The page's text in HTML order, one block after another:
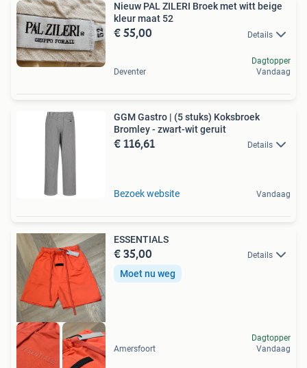
Nieuw PAL ZILERI Broek met witt beige
kleur maat 52
€ 55,00 Details
Deventer
Dagtopper
Vandaag
GGM Gastro | (5 stuks) Koksbroek
Bromley - zwart-wit geruit
€ 116,61 Details
Bezoek website Vandaag
ESSENTIALS
€ 35,00 Details
Moet nu weg
Amersfoort
Dagtopper
Vandaag